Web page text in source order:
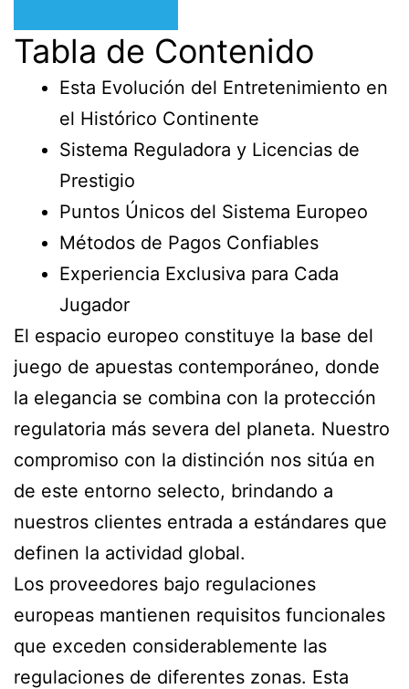
Tabla de Contenido
Esta Evolución del Entretenimiento en
el Histórico Continente
Sistema Reguladora y Licencias de
Prestigio
Puntos Únicos del Sistema Europeo
Métodos de Pagos Confiables
Experiencia Exclusiva para Cada
Jugador
El espacio europeo constituye la base del
juego de apuestas contemporáneo, donde
la elegancia se combina con la protección
regulatoria más severa del planeta. Nuestro
compromiso con la distinción nos sitúa en
de este entorno selecto, brindando a
nuestros clientes entrada a estándares que
definen la actividad global.
Los proveedores bajo regulaciones
europeas mantienen requisitos funcionales
que exceden considerablemente las
regulaciones de diferentes zonas. Esta